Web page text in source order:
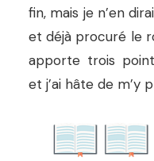
fin, mais je n’en
et déjà procuré le
apporte trois
et j’ai hâte de m’y